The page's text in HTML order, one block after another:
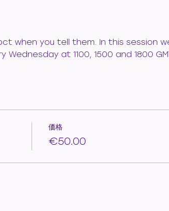
when you tell them. In this session
at 1100, 1500 and 1800
価格
€50.00